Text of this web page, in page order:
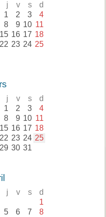
j v s d
1 2 3 4
8 9 10 11
15 16 17 18
22 23 24 25
j v s d
1 2 3 4
8 9 10 11
15 16 17 18
22 23 24 25
29 30 31
j v s d
1
5 6 7 8